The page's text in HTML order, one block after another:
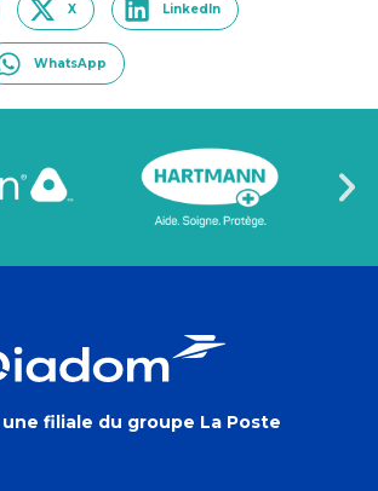
X LinkedIn
WhatsApp
une filiale du groupe La Poste